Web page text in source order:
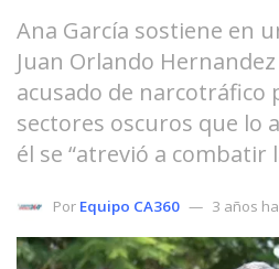
Ana García sostiene en
Juan Orlando
acusado de narcotráfico
sectores oscuros que lo
él se “atrevió a combatir
Por Equipo CA360 3 años